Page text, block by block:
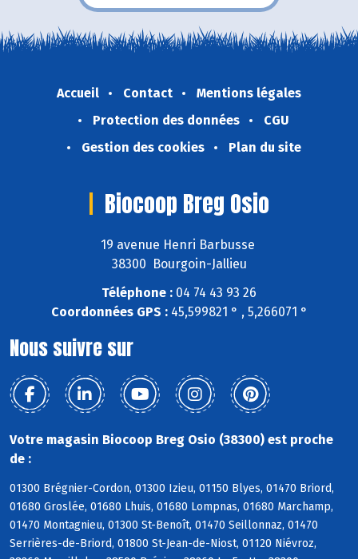
Accueil Contact
Mentions légales
Protection des données
CGU
Gestion des cookies
Plan du site
Biocoop Breg Osio
19 avenue Henri Barbusse
38300 Bourgoin-Jallieu
Téléphone : 04 74 43 93 26
Coordonnées GPS :45,599821 ° , 5,266071 °
Nous suivre sur
Votre magasin Biocoop Breg Osio (38300) est proche
de :
01300 Brégnier-Cordon, 01300 Izieu, 01150 Blyes, 01470 Briord,
01680 Groslée, 01680 Lhuis, 01680 Lompnas, 01680 Marchamp,
01470 Montagnieu, 01300 St-Benoît, 01470 Seillonnaz, 01470
Serrières-de-Briord, 01800 St-Jean-de-Niost, 01120 Niévroz,